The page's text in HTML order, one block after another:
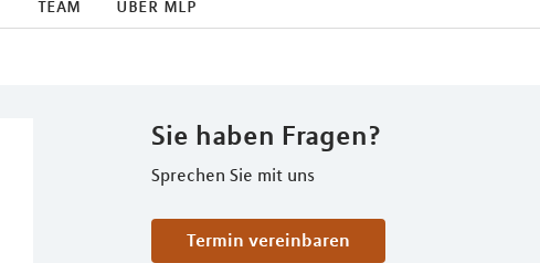
team über mlp
Sie haben Fragen?
Sprechen Sie mit uns
Termin vereinbaren